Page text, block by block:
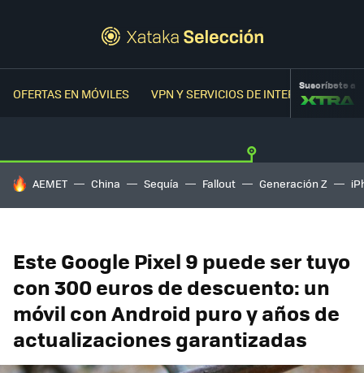
OFERTAS EN MÓVILES VPN Y SERVICIOS DE INTERNETSuscríbete a
HOY SE HABLA DE
AEMET China Sequía Fallout Generación Z
Este Google Pixel 9 puede ser tuyo
con 300 euros de descuento: un
móvil con Android puro y años de
actualizaciones garantizadas